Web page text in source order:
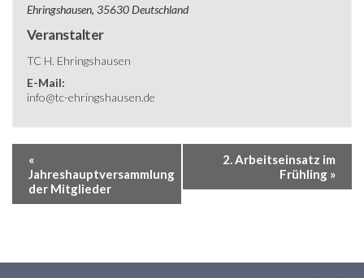
Ehringshausen, 35630Deutschland
Veranstalter
TC H. Ehringshausen
E-Mail:
info@tc-ehringshausen.de
«
Jahreshauptversammlung
der Mitglieder
2. Arbeitseinsatz im
Frühling »